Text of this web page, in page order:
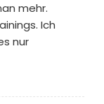
mehr.
Ich
nur